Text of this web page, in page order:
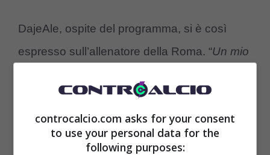
DajeAle, ospite del programma, si è così
espresso sull’allenatore della Roma. “Un mio
non è in grado, a livello proprio di
personalità. Non metto in discussione le sue
doti sul campo, però a livello di gestione di
controcalcio.com asks for your consent
to use your personal data for the
following purposes: